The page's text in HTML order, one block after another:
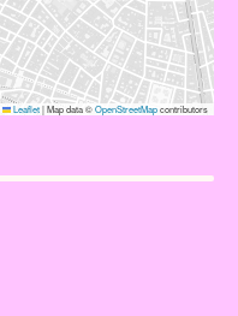
Leaflet|Map data ©OpenStreetMapcontributors